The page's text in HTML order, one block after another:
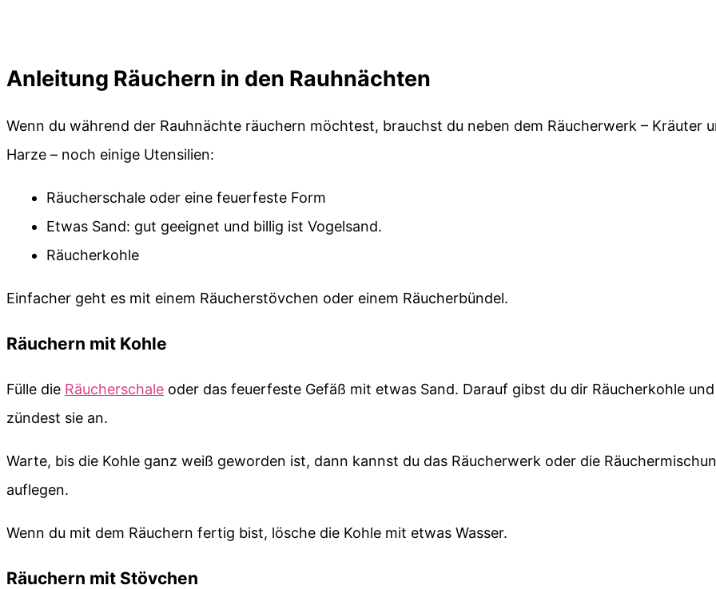
Anleitung Räuchern in den Rauhnächten
Wenn du während der Rauhnächte räuchern möchtest, brauchst du neben dem Räucherwerk – Kräuter
Harze – noch einige Utensilien:
Räucherschale oder eine feuerfeste Form
Etwas Sand: gut geeignet und billig ist Vogelsand.
Räucherkohle
Einfacher geht es mit einem Räucherstövchen oder einem Räucherbündel.
Räuchern mit Kohle
Fülle die Räucherschale oder das feuerfeste Gefäß mit etwas Sand. Darauf gibst du dir Räucherkohle und
zündest sie an.
Warte, bis die Kohle ganz weiß geworden ist, dann kannst du das Räucherwerk oder die
auflegen.
Wenn du mit dem Räuchern fertig bist, lösche die Kohle mit etwas Wasser.
Räuchern mit Stövchen